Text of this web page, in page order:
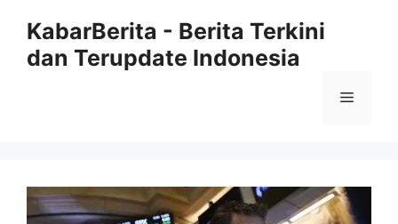
KabarBerita - Berita Terkini
dan Terupdate Indonesia
Menu